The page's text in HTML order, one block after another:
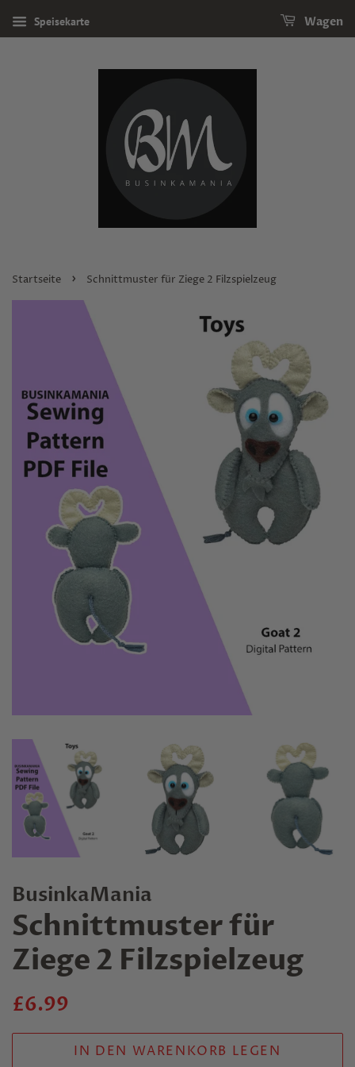
Speisekarte Wagen
Startseite › Schnittmuster für Ziege 2 Filzspielzeug
BusinkaMania
Schnittmuster für
Ziege 2 Filzspielzeug
Regulärer
£6.99
IN DEN WARENKORB LEGEN